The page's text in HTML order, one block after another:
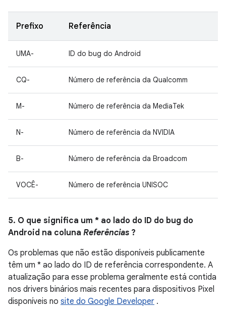
Prefixo Referência
UMA- ID do bug do Android
CQ- Número de referência da Qualcomm
M- Número de referência da MediaTek
N- Número de referência da NVIDIA
B- Número de referência da Broadcom
VOCÊ- Número de referência UNISOC
5. O que significa um * ao lado do ID do bug do
Android na coluna Referências ?
Os problemas que não estão disponíveis publicamente
têm um * ao lado do ID de referência correspondente. A
atualização para esse problema geralmente está contida
nos drivers binários mais recentes para dispositivos Pixel
disponíveis no site do Google Developer .